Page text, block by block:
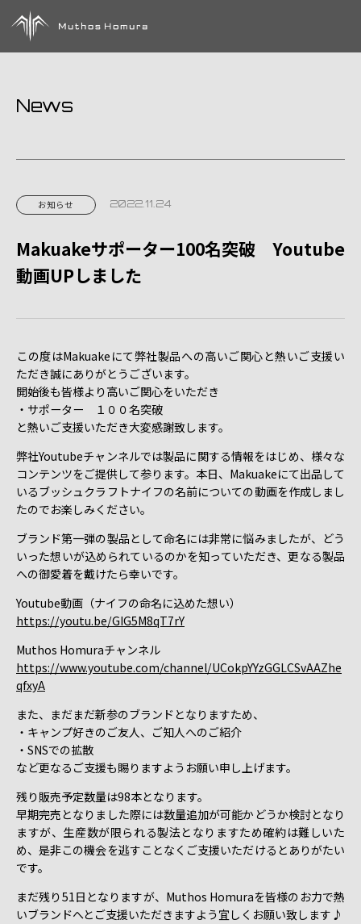
News
お知らせ 2022.11.24
Makuakeサポーター100名突破 Youtube
動画UPしました
この度はMakuakeにて弊社製品への高いご関心と熱いご支援い
ただき誠にありがとうございます。
開始後も皆様より高いご関心をいただき
・サポーター １００名突破
と熱いご支援いただき大変感謝致します。
弊社Youtubeチャンネルでは製品に関する情報をはじめ、様々な
コンテンツをご提供して参ります。本日、Makuakeにて出品して
いるブッシュクラフトナイフの名前についての動画を作成しまし
たのでお楽しみください。
ブランド第一弾の製品として命名には非常に悩みましたが、どう
いった想いが込められているのかを知っていただき、更なる製品
への御愛着を戴けたら幸いです。
Youtube動画（ナイフの命名に込めた想い）
https://youtu.be/GIG5M8qT7rY
Muthos Homuraチャンネル
https://www.youtube.com/channel/UCokpYYzGGLCSvAAZhe
qfxyA
また、まだまだ新参のブランドとなりますため、
・キャンプ好きのご友人、ご知人へのご紹介
・SNSでの拡散
など更なるご支援も賜りますようお願い申し上げます。
残り販売予定数量は98本となります。
早期完売となりました際には数量追加が可能かどうか検討となり
ますが、生産数が限られる製法となりますため確約は難しいた
め、是非この機会を逃すことなくご支援いただけるとありがたい
です。
まだ残り51日となりますが、Muthos Homuraを皆様のお力で熱
いブランドへとご支援いただきますよう宜しくお願い致します♪